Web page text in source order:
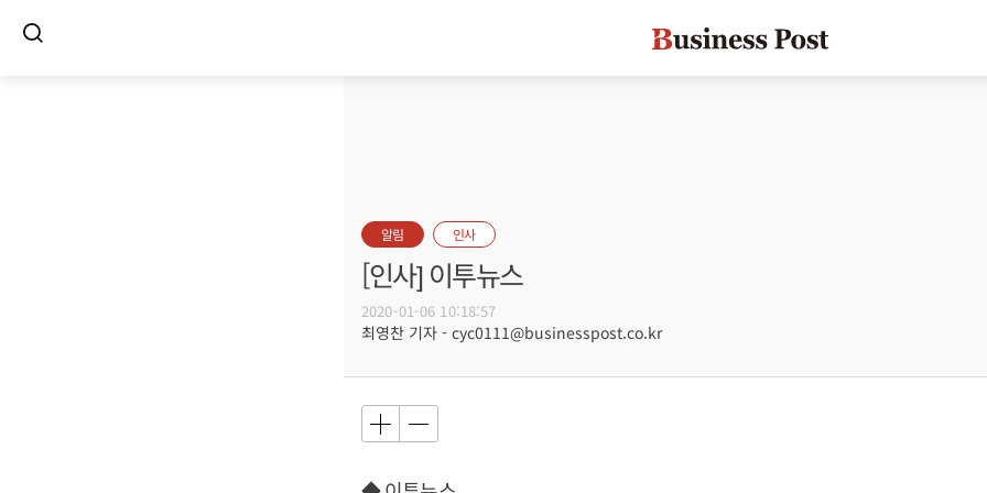
알림 인사
[인사] 이투뉴스
2020-01-06 10:18:57
최영찬 기자 - cyc0111@businesspost.co.kr